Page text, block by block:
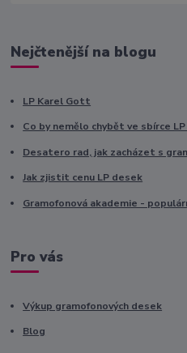
Nejčtenější na blogu
LP Karel Gott
Co by nemělo chybět ve sbírce
Desatero rad, jak zacházet s
Jak zjistit cenu LP desek
Gramofonová akademie -
Pro vás
Výkup gramofonových desek
Blog